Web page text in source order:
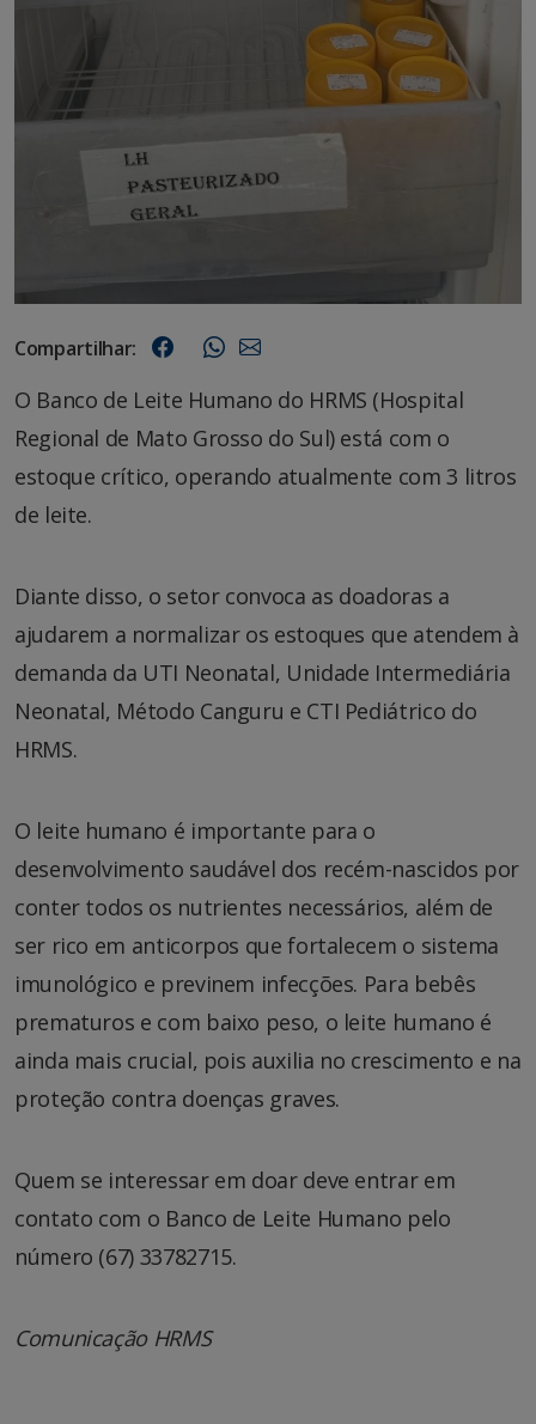
Compartilhar:
O Banco de Leite Humano do HRMS (Hospital
Regional de Mato Grosso do Sul) está com o
estoque crítico, operando atualmente com 3 litros
de leite.
Diante disso, o setor convoca as doadoras a
ajudarem a normalizar os estoques que atendem à
demanda da UTI Neonatal, Unidade Intermediária
Neonatal, Método Canguru e CTI Pediátrico do
HRMS.
O leite humano é importante para o
desenvolvimento saudável dos recém-nascidos por
conter todos os nutrientes necessários, além de
ser rico em anticorpos que fortalecem o sistema
imunológico e previnem infecções. Para bebês
prematuros e com baixo peso, o leite humano é
ainda mais crucial, pois auxilia no crescimento e na
proteção contra doenças graves.
Quem se interessar em doar deve entrar em
contato com o Banco de Leite Humano pelo
número (67) 33782715.
Comunicação HRMS